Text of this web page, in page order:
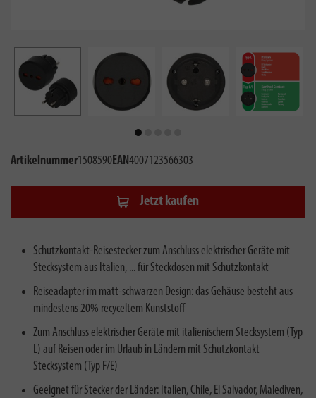
Artikelnummer1508590EAN4007123566303
Jetzt kaufen
Schutzkontakt-Reisestecker zum Anschluss elektrischer Geräte mit
Stecksystem aus Italien, ... für Steckdosen mit Schutzkontakt
Reiseadapter im matt-schwarzen Design: das Gehäuse besteht aus
mindestens 20% recyceltem Kunststoff
Zum Anschluss elektrischer Geräte mit italienischem Stecksystem (Typ
L) auf Reisen oder im Urlaub in Ländern mit Schutzkontakt
Stecksystem (Typ F/E)
Geeignet für Stecker der Länder: Italien, Chile, El Salvador, Malediven,